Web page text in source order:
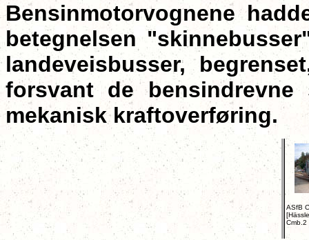
Bensinmotorvognene
betegnelsen
landeveisbusser,
forsvant de bensindrevne
mekanisk kraftoverføring.
ASfB
Cmb.2